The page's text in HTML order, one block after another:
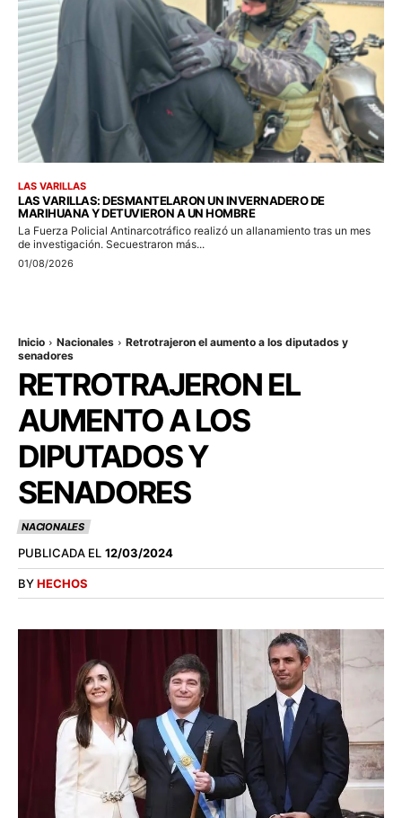
LAS VARILLAS
LAS VARILLAS: DESMANTELARON UN INVERNADERO DE
MARIHUANA Y DETUVIERON A UN HOMBRE
La Fuerza Policial Antinarcotráfico realizó un allanamiento tras un mes
de investigación. Secuestraron más...
01/08/2026